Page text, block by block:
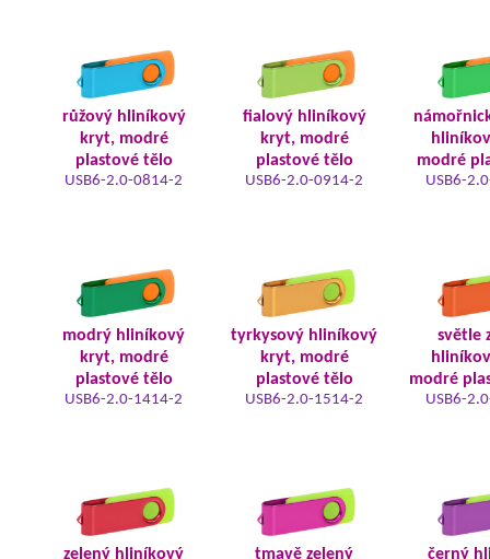
růžový hliníkový
kryt, modré
plastové tělo
USB6-2.0-0814-2
fialový hliníkový
kryt, modré
plastové tělo
USB6-2.0-0914-2
modré
USB6-
modrý hliníkový
kryt, modré
plastové tělo
USB6-2.0-1414-2
tyrkysový hliníkový
kryt, modré
plastové tělo
USB6-2.0-1514-2
světle
modré
USB6-
zelený hliníkový tmavě zelený černý